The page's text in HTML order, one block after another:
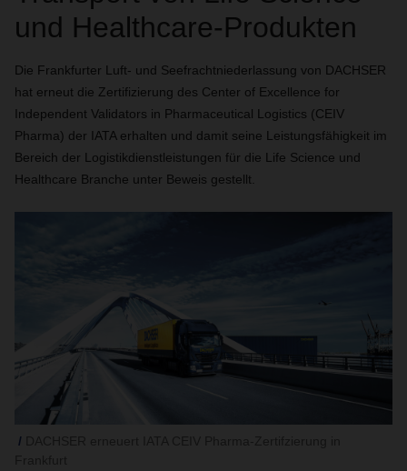
und Healthcare-Produkten
Die Frankfurter Luft- und Seefrachtniederlassung von DACHSER
hat erneut die Zertifizierung des Center of Excellence for
Independent Validators in Pharmaceutical Logistics (CEIV
Pharma) der IATA erhalten und damit seine Leistungsfähigkeit im
Bereich der Logistikdienstleistungen für die Life Science und
Healthcare Branche unter Beweis gestellt.